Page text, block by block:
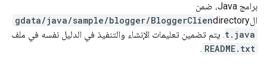
برامج Java، ضمن
الdirectory
gdata/java/sample/blogger/BloggerClien
t.java. يتم تضمين تعليمات الإنشاء والتنفيذ في الدليل نفسه في ملف
README.txt
.